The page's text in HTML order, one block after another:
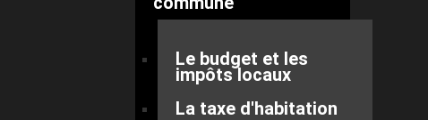
Le budget et les
impôts locaux
La taxe d'habitation